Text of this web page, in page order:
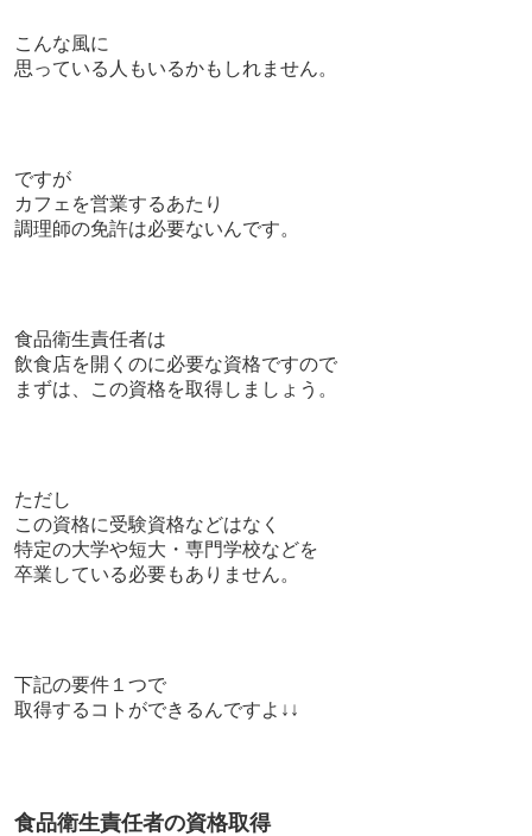
こんな風に
思っている人もいるかもしれません。
ですが
カフェを営業するあたり
調理師の免許は必要ないんです。
食品衛生責任者は
飲食店を開くのに必要な資格ですので
まずは、この資格を取得しましょう。
ただし
この資格に受験資格などはなく
特定の大学や短大・専門学校などを
卒業している必要もありません。
下記の要件１つで
取得するコトができるんですよ↓↓
食品衛生責任者の資格取得